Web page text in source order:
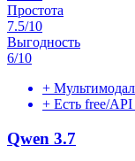
Простота
7.5/10
Выгодность
6/10
+
+ Есть free/
Qwen 3.7